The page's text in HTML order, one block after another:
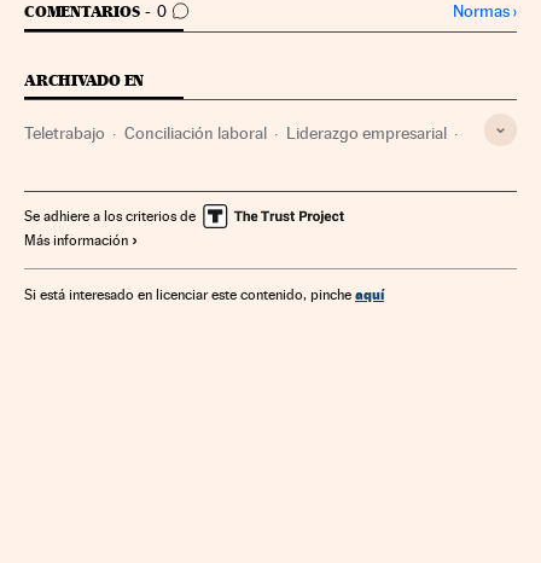
COMENTARIOS 0
IR A LOS COMENTARIOS Normas›
ARCHIVADO EN
Teletrabajo Conciliación laboral Liderazgo empresarial
Gestión empresarial Horarios trabajo Empleo
Estilo vida
Se adhiere a los criterios de
Más información
Si está interesado en licenciar este contenido, pinche aquí